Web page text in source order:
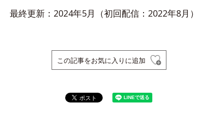
最終更新：2024年5月（初回配信：2022年8月）
この記事をお気に入りに追加